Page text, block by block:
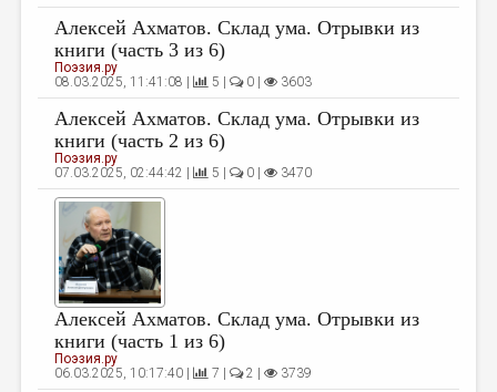
ПРОИЗВЕДЕНИЯ
ПЕРЕВОДЫ
КОНКУРСЫ
ДЕТСКАЯ КОМНАТА
КНИЖНАЯ ПОЛКА
ОБЗОР ЛИТЕРАТУРЫ
СТРАНИЦЫ ПАМЯТИ
ОБЪЯВЛЕНИЯ
КОЛОНКА РЕДАКТОРА
РЕДКОЛЛЕГИЯ
Алексей Ахматов. Склад ума. Отрывки из
книги (часть 3 из 6)
Поэзия.ру
08.03.2025, 11:41:08 |
5 | 0 | 3603
Алексей Ахматов. Склад ума. Отрывки из
книги (часть 2 из 6)
Поэзия.ру
07.03.2025, 02:44:42 |
5 | 0 | 3470
Алексей Ахматов. Склад ума. Отрывки из
книги (часть 1 из 6)
Поэзия.ру
06.03.2025, 10:17:40 |
7 | 2 | 3739